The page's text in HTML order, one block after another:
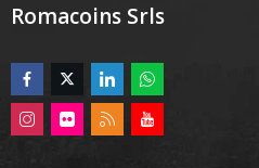
Romacoins Srls